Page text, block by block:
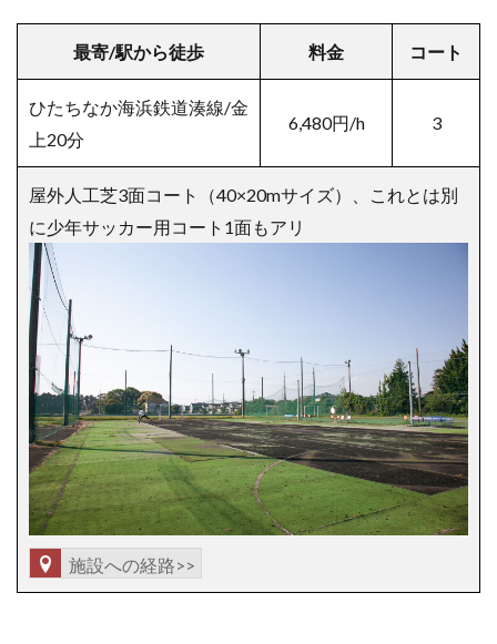
最寄/駅から徒歩 料金 コート
ひたちなか海浜鉄道湊線/金
上20分
6,480円/h 3
屋外人工芝3面コート（40×20mサイズ）、これとは別
に少年サッカー用コート1面もアリ
施設への経路>>